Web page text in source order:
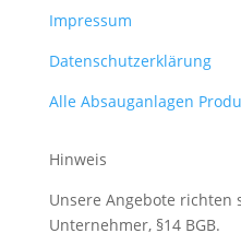
Impressum
Datenschutzerklärung
Alle Absauganlagen
Hinweis
Unsere Angebote richten
Unternehmer, §14 BGB.